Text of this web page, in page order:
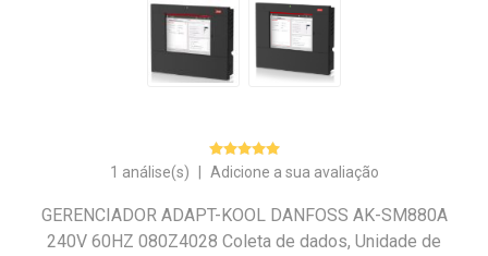
1 análise(s) Adicione a sua avaliação
GERENCIADOR ADAPT-KOOL DANFOSS AK-SM880A
240V 60HZ 080Z4028 Coleta de dados, Unidade de